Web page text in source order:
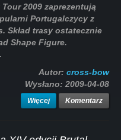
2009 zaprezentują
Portugalczycy z
Skład trasy ostatecznie
Shape Figure.
Autor: cross-bow
Wysłano: 2009-04-08
Więcej Komentarz